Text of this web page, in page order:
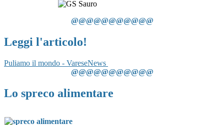
@@@@@@@@@@@
Leggi l'articolo!
Puliamo il mondo - VareseNews
@@@@@@@@@@@
Lo spreco alimentare